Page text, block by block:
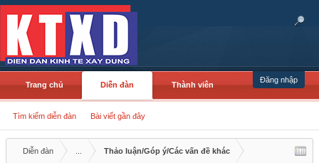
Đăng nhập
Trang chủ Diễn đàn
Tìm kiếm diễn đàn Bài viết gần đây
Thành viên
Diễn đàn Thảo luận/Góp ý/Các vấn đề khác